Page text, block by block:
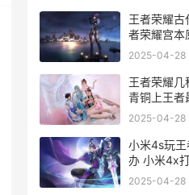
王者荣耀古
者荣耀宫本
2025-04-28
王者荣耀几
青铜上王者
2025-04-28
小米4s玩王
办 小米4x
2025-04-28